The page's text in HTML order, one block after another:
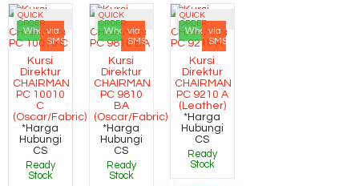
QUICK
ORDER
Whatsapp
via
SMS
Kursi
Direktur
CHAIRMAN
PC 10010
C
(Oscar/Fabric)
*Harga
Hubungi
CS
Ready
Stock
QUICK
ORDER
Whatsapp
via
SMS
Kursi
Direktur
CHAIRMAN
PC 9810
BA
(Oscar/Fabric)
*Harga
Hubungi
CS
Ready
Stock
QUICK
ORDER
Whatsapp
via
SMS
Kursi
Direktur
CHAIRMAN
PC 9210 A
(Leather)
*Harga
Hubungi
CS
Ready
Stock